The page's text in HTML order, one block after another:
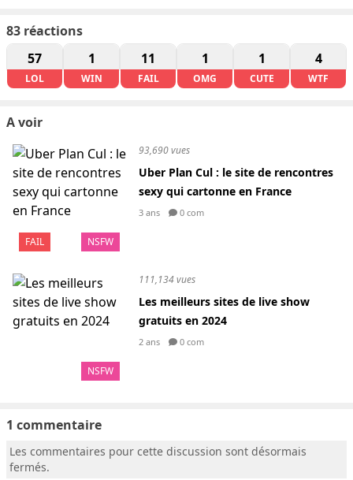
83 réactions
57
LOL
1
WIN
11
FAIL
1
OMG
1
CUTE
4
WTF
A voir
FAIL NSFW
93,690 vues
Uber Plan Cul : le site de rencontres
sexy qui cartonne en France
3 ans 0 com
NSFW
111,134 vues
Les meilleurs sites de live show
gratuits en 2024
2 ans 0 com
1 commentaire
Les commentaires pour cette discussion sont désormais
fermés.